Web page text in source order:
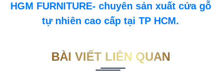
HGM FURNITURE- chuyên sản xuất cửa gỗ
tự nhiên cao cấp tại TP HCM.
BÀI VIẾT LIÊN QUAN